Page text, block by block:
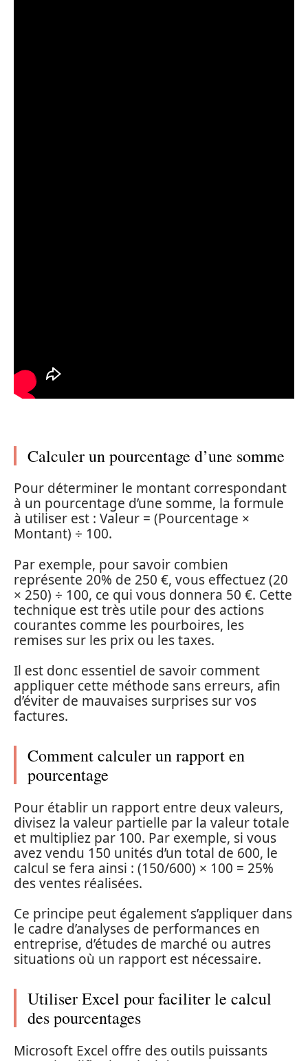
Calculer un pourcentage d’une somme
Pour déterminer le montant correspondant
à un pourcentage d’une somme, la formule
à utiliser est : Valeur = (Pourcentage ×
Montant) ÷ 100.
Par exemple, pour savoir combien
représente 20% de 250 €, vous effectuez (20
× 250) ÷ 100, ce qui vous donnera 50 €. Cette
technique est très utile pour des actions
courantes comme les pourboires, les
remises sur les prix ou les taxes.
Il est donc essentiel de savoir comment
appliquer cette méthode sans erreurs, afin
d’éviter de mauvaises surprises sur vos
factures.
Comment calculer un rapport en
pourcentage
Pour établir un rapport entre deux valeurs,
divisez la valeur partielle par la valeur totale
et multipliez par 100. Par exemple, si vous
avez vendu 150 unités d’un total de 600, le
calcul se fera ainsi : (150/600) × 100 = 25%
des ventes réalisées.
Ce principe peut également s’appliquer dans
le cadre d’analyses de performances en
entreprise, d’études de marché ou autres
situations où un rapport est nécessaire.
Utiliser Excel pour faciliter le calcul
des pourcentages
Microsoft Excel offre des outils puissants